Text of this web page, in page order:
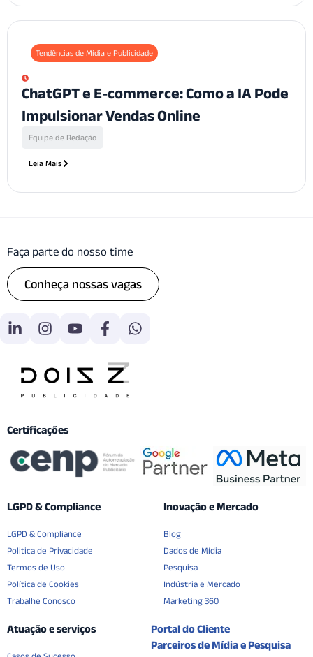
Tendências de Mídia e Publicidade
ChatGPT e E-commerce: Como a IA Pode
Impulsionar Vendas Online
Equipe de Redação
Leia Mais
Faça parte do nosso time
Conheça nossas vagas
Certificações
LGPD & Compliance
LGPD & Compliance
Politica de Privacidade
Termos de Uso
Política de Cookies
Trabalhe Conosco
Inovação e Mercado
Blog
Dados de Mídia
Pesquisa
Indústria e Mercado
Marketing 360
Atuação e serviços
Portal do Cliente
Parceiros de Mídia e Pesquisa